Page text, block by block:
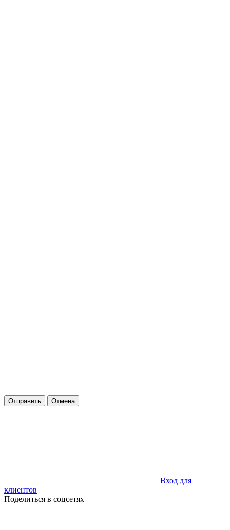
Отправить Отмена
Вход для
клиентов
Поделиться в соцсетях